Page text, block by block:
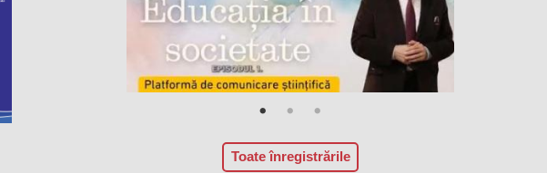
Toate înregistrările